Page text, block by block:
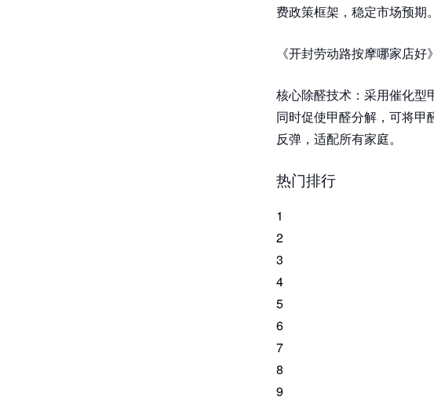
费政策框架，稳定市场预期。
《开封劳动路按摩哪家店好》
核心除醛技术：采用催化型
同时促使甲醛分解，可将
反弹，适配所有家庭。
热门排行
1
2
3
4
5
6
7
8
9